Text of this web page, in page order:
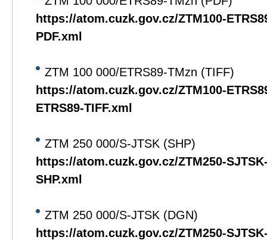
https://atom.cuzk.gov.cz/ZTM100-
PDF.xml
ZTM 100 000/ETRS89-TMzn (TIFF)
https://atom.cuzk.gov.cz/ZTM100-
ETRS89-TIFF.xml
ZTM 250 000/S-JTSK (SHP)
https://atom.cuzk.gov.cz/ZTM250-
SHP.xml
ZTM 250 000/S-JTSK (DGN)
https://atom.cuzk.gov.cz/ZTM250-